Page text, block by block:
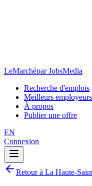
LeMarchépar JobsMedia
Recherche d'emplois
Meilleurs employeurs
À propos
Publier une offre
EN
Connexion
Retour à La Haute-